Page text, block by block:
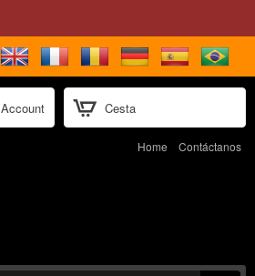
Cesta
Account
Home Contáctanos